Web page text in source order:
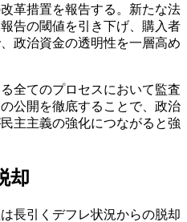
革措置を報告する。新たな法
告の閾値を引き下げ、購入者
政治資金の透明性を一層高め
全てのプロセスにおいて監査
公開を徹底することで、政治
主主義の強化につながると強
却
長引くデフレ状況からの脱却